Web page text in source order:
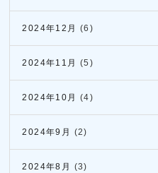
2024年12月 (6)
2024年11月 (5)
2024年10月 (4)
2024年9月 (2)
2024年8月 (3)